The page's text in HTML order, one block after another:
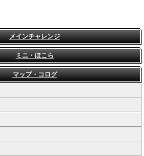
メインチャレンジ
ミニ・ほこら
マップ・コログ